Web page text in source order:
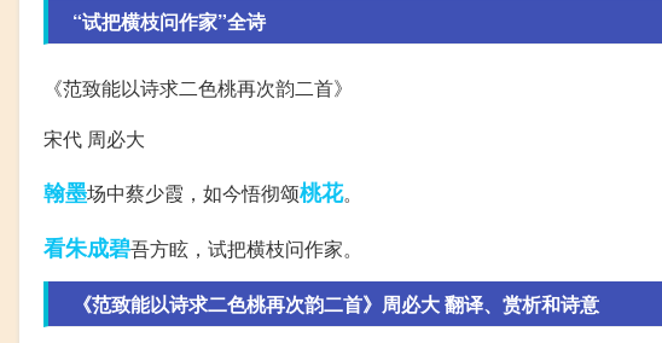
“试把横枝问作家”全诗
《范致能以诗求二色桃再次韵二首》
宋代 周必大
翰墨场中蔡少霞，如今悟彻颂桃花。
看朱成碧吾方眩，试把横枝问作家。
《范致能以诗求二色桃再次韵二首》周必大 翻译、赏析和诗意